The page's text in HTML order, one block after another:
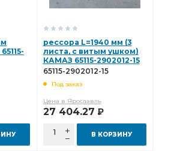
рессора L=1940 мм (3
листа, с витым ушком)
КАМАЗ 65115-2902012-15
65115-2902012-15
Под заказ
Цена в Ярославль
27 404.27 Р
В КОРЗИНУ